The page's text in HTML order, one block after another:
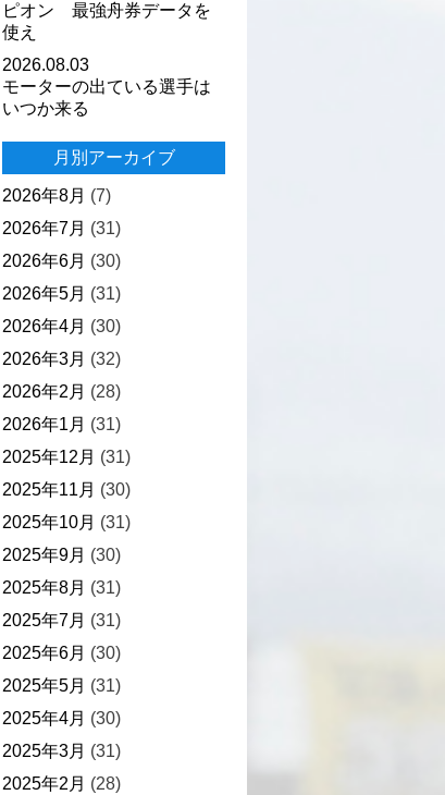
ピオン 最強舟券データを
使え
2026.08.03
モーターの出ている選手は
いつか来る
月別アーカイブ
2026年8月 (7)
2026年7月 (31)
2026年6月 (30)
2026年5月 (31)
2026年4月 (30)
2026年3月 (32)
2026年2月 (28)
2026年1月 (31)
2025年12月 (31)
2025年11月 (30)
2025年10月 (31)
2025年9月 (30)
2025年8月 (31)
2025年7月 (31)
2025年6月 (30)
2025年5月 (31)
2025年4月 (30)
2025年3月 (31)
2025年2月 (28)